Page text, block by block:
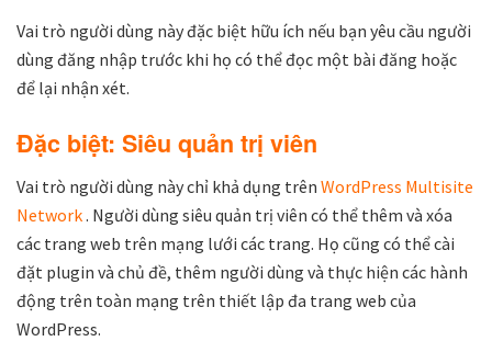
Vai trò người dùng này đặc biệt hữu ích nếu bạn yêu cầu người
dùng đăng nhập trước khi họ có thể đọc một bài đăng hoặc
để lại nhận xét.
Đặc biệt: Siêu quản trị viên
Vai trò người dùng này chỉ khả dụng trên WordPress Multisite
Network. Người dùng siêu quản trị viên có thể thêm và xóa
các trang web trên mạng lưới các trang. Họ cũng có thể cài
đặt plugin và chủ đề, thêm người dùng và thực hiện các hành
động trên toàn mạng trên thiết lập đa trang web của
WordPress.